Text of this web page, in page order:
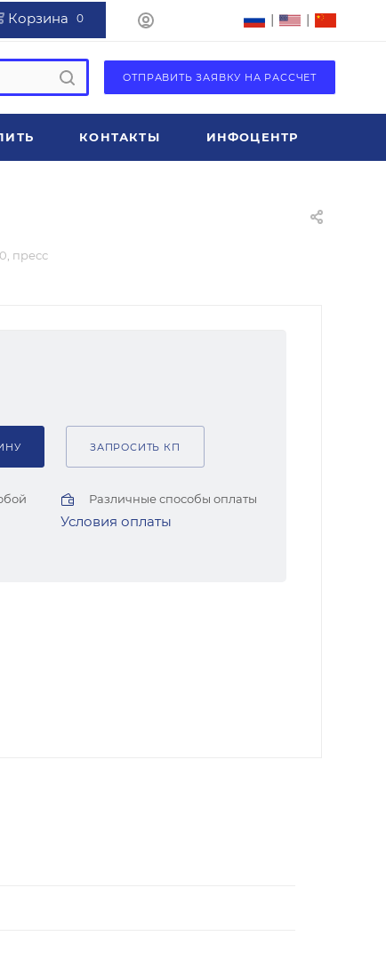
Корзина 0 | |
ОТПРАВИТЬ ЗАЯВКУ НА РАССЧЕТ
КОНТАКТЫ ИНФОЦЕНТР
пресс
ЗАПРОСИТЬ КП
Различные способы оплаты
Условия оплаты